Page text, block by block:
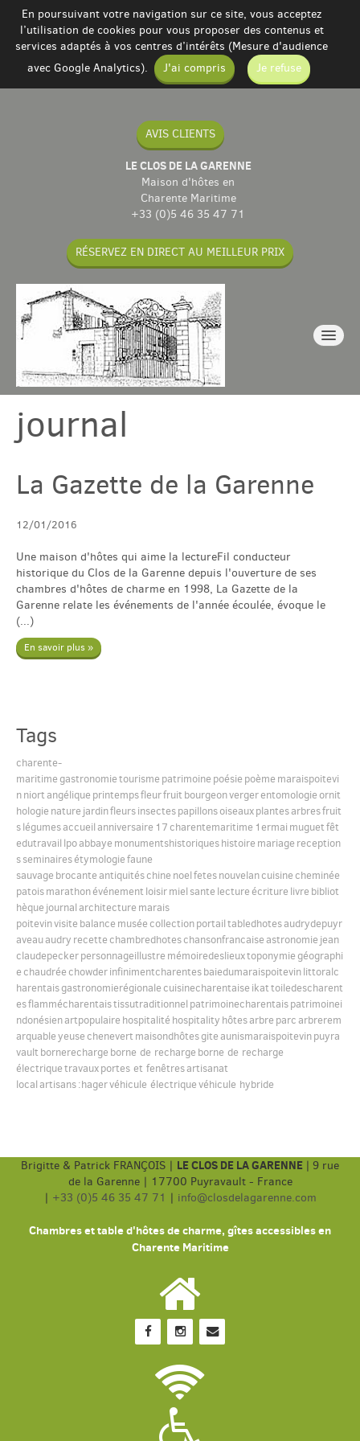
En poursuivant votre navigation sur ce site, vous acceptez
l’utilisation de cookies pour vous proposer des contenus et
services adaptés à vos centres d’intérêts (Mesure d'audience
avec Google Analytics).
J'ai compris Je refuse
AVIS CLIENTS
LE CLOS DE LA GARENNE
Maison d'hôtes en
Charente Maritime
+33 (0)5 46 35 47 71
RÉSERVEZ EN DIRECT AU MEILLEUR PRIX
Chambres & table
Tarif & Contact
Domaine
English
Español
journal
La Gazette de la Garenne
12/01/2016
Une maison d'hôtes qui aime la lectureFil conducteur
historique du Clos de la Garenne depuis l'ouverture de ses
chambres d'hôtes de charme en 1998, La Gazette de la
Garenne relate les événements de l'année écoulée, évoque le
(...)
En savoir plus »
Tags
charente-
maritime gastronomietourisme patrimoine poésie poème maraispoitevi
nniort angélique printempsfleurfruit bourgeonvergerentomologie ornit
hologie nature jardinfleursinsectespapillonsoiseauxplantesarbresfruit
slégumesaccueil anniversaire 17 charentemaritime 1ermai muguetfêt
edutravail lpoabbaye monumentshistoriqueshistoire mariage reception
sseminairesétymologiefaune
sauvage brocante antiquitéschine noelfetesnouvelancuisine cheminée
patoismarathonévénement loisirmiel sante lecture écriture livre bibliot
hèque journal architecture marais
poitevinvisite balance musée collectionportailtabledhotesaudrydepuyr
aveauaudry recette chambredhoteschansonfrancaise astronomie jean
claudepeckerpersonnageillustre mémoiredeslieuxtoponymie géographi
e chaudrée chowderinfinimentcharentesbaiedumaraispoitevinlittoralc
harentaisgastronomierégionale cuisinecharentaise ikattoiledescharent
esflammécharentaistissutraditionnel patrimoinecharentaispatrimoinei
ndonésienartpopulaire hospitalité hospitality hôtesarbre parc arbrerem
arquableyeuse chenevert maisondhôtesgite aunismaraispoitevinpuyra
vault bornerecharge borne de recharge borne de recharge
électriquetravauxportes et fenêtresartisanat
local artisans:hagervéhicule électriquevéhicule hybride
Brigitte & Patrick FRANÇOIS | LE CLOS DE LA GARENNE | 9 rue
de la Garenne | 17700 Puyravault - France
| +33 (0)5 46 35 47 71 | info@closdelagarenne.com
Chambres et table d'hôtes de charme, gîtes accessibles en
Charente Maritime